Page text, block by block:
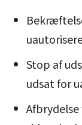
Stop af
udsat for